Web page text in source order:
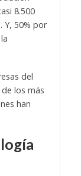
8.500
Y, 50% por
del
los más
han